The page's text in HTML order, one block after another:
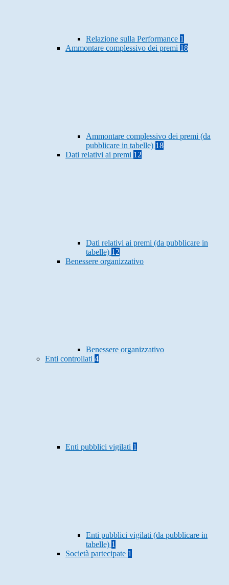
Relazione sulla Performance 1
Ammontare complessivo dei premi 18
Ammontare complessivo dei premi (da
pubblicare in tabelle) 18
Dati relativi ai premi 12
Dati relativi ai premi (da pubblicare in
tabelle) 12
Benessere organizzativo
Benessere organizzativo
Enti controllati 4
Enti pubblici vigilati 1
Enti pubblici vigilati (da pubblicare in
tabelle) 1
Società partecipate 1